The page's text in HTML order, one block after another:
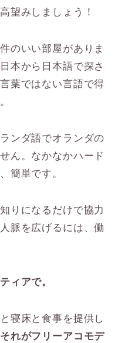
望みしましょう！
のいい部屋がありま
本から日本語で探さ
葉ではない言語で得
ンダ語でオランダの
ん。なかなかハード
簡単です。
りになるだけで協力
脈を広げるには、働
ィアで。
寝床と食事を提供し
それがフリーアコモデ